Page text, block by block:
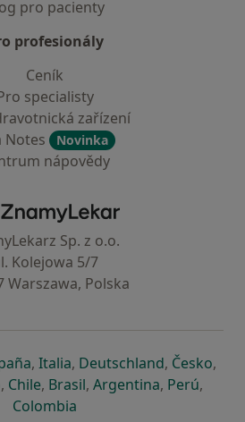
pro pacienty
profesionály
Ceník
specialisty
zařízení
Notes
Novinka
nápovědy
ZnamyLekar - Hlavní stránka
Sp. z o.o.
Kolejowa 5/7
Warszawa, Polska
záložce
v nové záložce
se otevře v nové záložce
, Italiase otevře v nové záložce
, Deutschlandse otevře v
, Českose
,
v nové záložce
se otevře v nové záložce
, Chilese otevře v nové záložce
, Brasilse otevře v nové
, Argentinase otevře v
, Perúse
,
Colombia